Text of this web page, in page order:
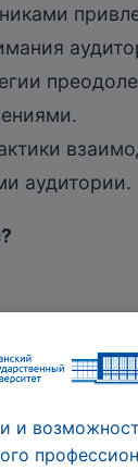
аудитории.
и
и